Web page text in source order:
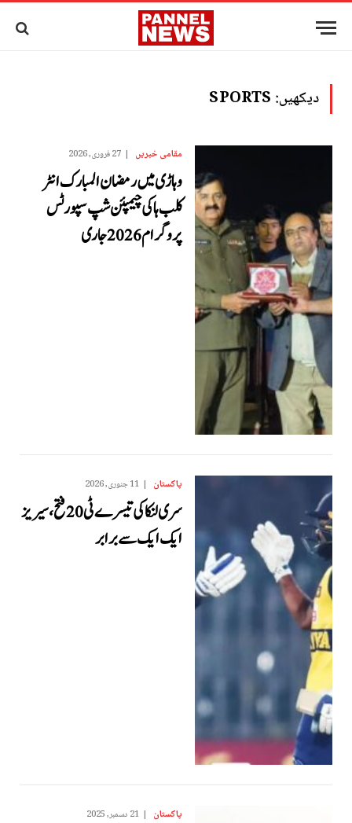
دیکھیں: SPORTS
مقامی خبریں 27 فروری, 2026
وہاڑی میں رمضان المبارک انٹر
کلب ہاکی چیمپئن شپ سپورٹس
پروگرام 2026 جاری
پاکستان 11 جنوری, 2026
سری لنکا کی تیسرے ٹی 20 فتح، سیریز
ایک ایک سے برابر
پاکستان 21 دسمبر, 2025